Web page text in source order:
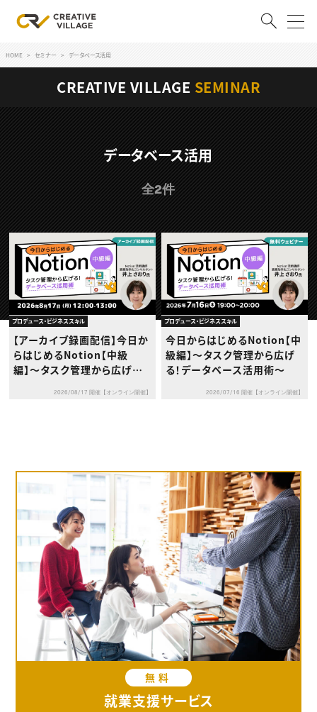
ログイン 会員登録
RECRUIT
クリエイター求人を探す
CREATIVE JOB求人検索
特集求人
採用説明会
転職支援サービス
CONTENTS
スキルアップしたい！
スキルアップしたい！ トップ
デザイン
プログラミング
動画配信・映像制作
編集・ライティング
マーケティング
ディレクション
業界解説・キャリア事情
お役立ち基礎知識
TOP Creator’s コラム
TOP Creator’s コラム トップ
Webクリエイター
アプリクリエイター
ゲームクリエイター
映像クリエイター
マーケッター
クリエイターインタビュー
セミナー
ニュース・トレンド
ニュース・トレンド トップ
プロフェッショナル×つながる×メディア
HOME セミナー データベース活用
CREATIVE VILLAGE SEMINAR
データベース活用
全2件
プロデュース・ビジネススキル
【アーカイブ録画配信】今日か
らはじめるNotion【中級
編】〜タスク管理から広げる！
2026/08/17 開催【オンライン開催】
プロデュース・ビジネススキル
今日からはじめるNotion【中
級編】〜タスク管理から広げ
る！データベース活用術〜
2026/07/16 開催【オンライン開催】
無料
就業支援サービス